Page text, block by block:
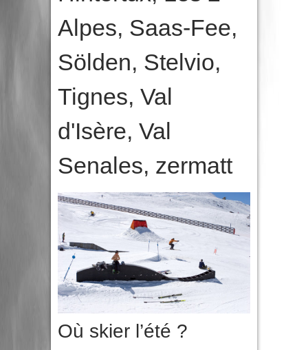
Alpes, Saas-Fee,
Sölden, Stelvio,
Tignes, Val
d'Isère, Val
Senales, zermatt
Où skier l’été ?